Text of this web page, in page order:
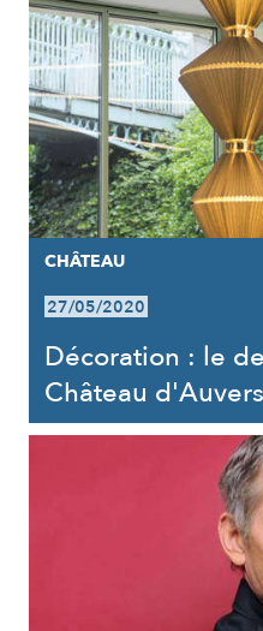
CHÂTEAU
27/05/2020
Décoration : le
Château d'Auvers